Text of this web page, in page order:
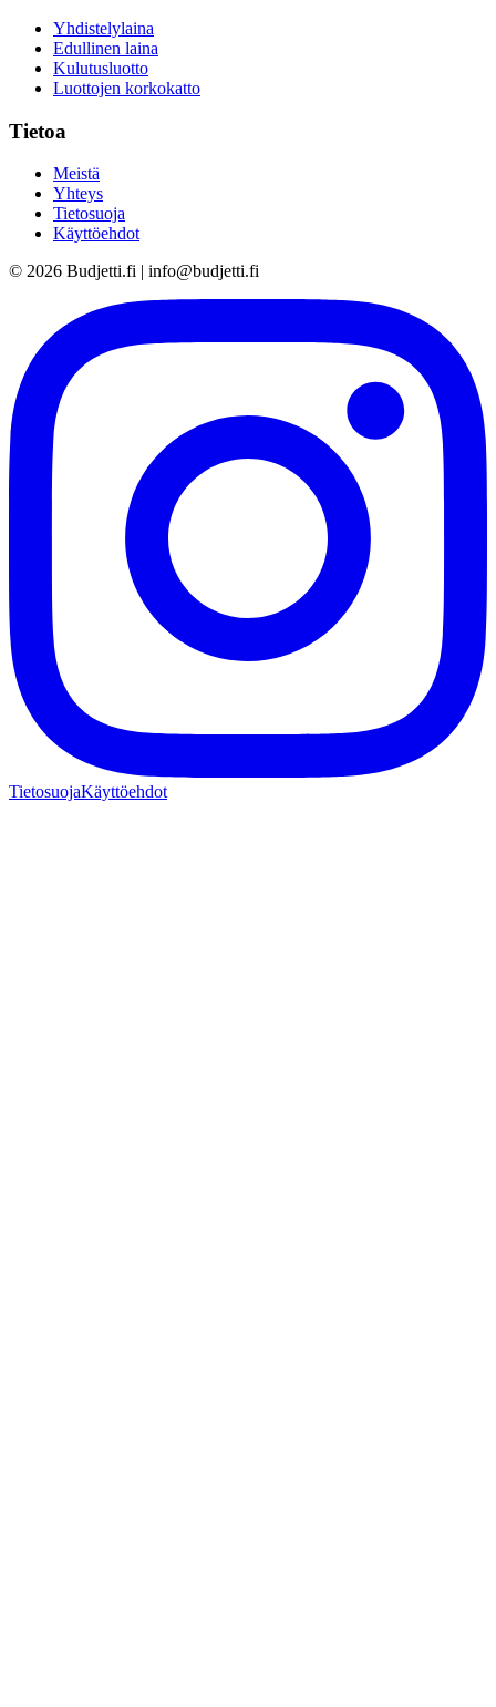
Yhdistelylaina
Edullinen laina
Kulutusluotto
Luottojen korkokatto
Tietoa
Meistä
Yhteys
Tietosuoja
Käyttöehdot
© 2026 Budjetti.fi | info@budjetti.fi
TietosuojaKäyttöehdot